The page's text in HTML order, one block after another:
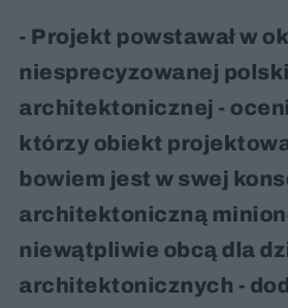
- Projekt powstawał w
niesprecyzowanej
architektonicznej -
którzy obiekt
bowiem jest w swej
architektoniczną
niewątpliwie obcą dla
architektonicznych -